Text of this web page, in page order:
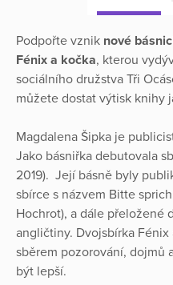
Podpořte vznik nové
Fénix a kočka, kterou
sociálního družstva Tři
můžete dostat výtisk knihy
Magdalena Šipka je
Jako básniřka debutovala
2019). Její básně byly
sbírce s názvem Bitte
Hochrot), a dále přeložené
angličtiny. Dvojsbírka
sběrem pozorování, dojmů
být lepší.